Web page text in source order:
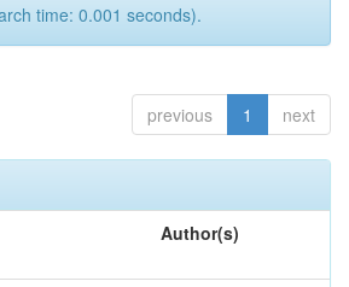
time: 0.001 seconds).
previous 1 next
Author(s)